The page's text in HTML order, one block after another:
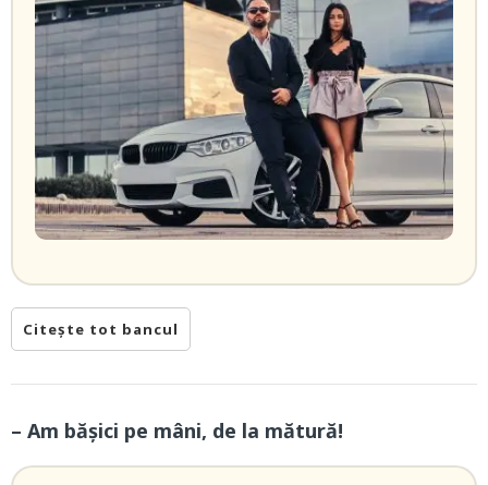
Citește tot bancul
– Am bășici pe mâni, de la mătură!